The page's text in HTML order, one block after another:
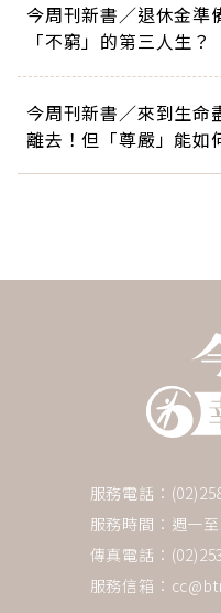
今周刊新書／退休金準
「不窮」的第三人生？
今周刊新書／來到生命
離去！但「尊嚴」能如
服務電話：
服務時間：週一
傳真電話：
服務信箱：